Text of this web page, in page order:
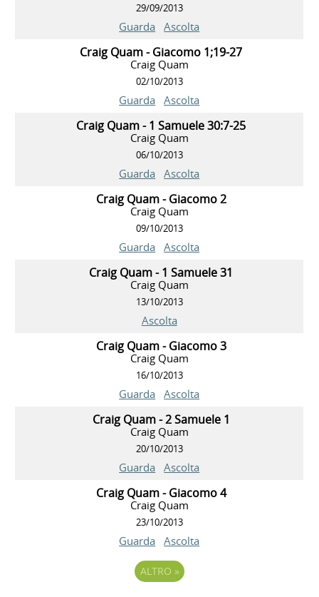
29/09/2013
Guarda Ascolta
Craig Quam - Giacomo 1;19-27
Craig Quam
02/10/2013
Guarda Ascolta
Craig Quam - 1 Samuele 30:7-25
Craig Quam
06/10/2013
Guarda Ascolta
Craig Quam - Giacomo 2
Craig Quam
09/10/2013
Guarda Ascolta
Craig Quam - 1 Samuele 31
Craig Quam
13/10/2013
Ascolta
Craig Quam - Giacomo 3
Craig Quam
16/10/2013
Guarda Ascolta
Craig Quam - 2 Samuele 1
Craig Quam
20/10/2013
Guarda Ascolta
Craig Quam - Giacomo 4
Craig Quam
23/10/2013
Guarda Ascolta
ALTRO »